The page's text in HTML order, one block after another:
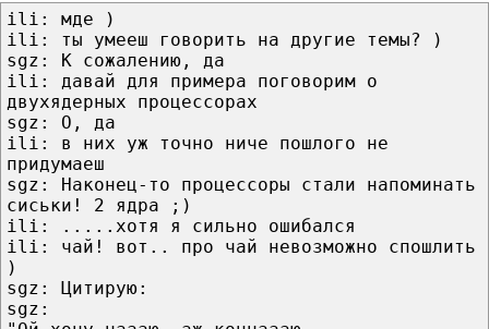
ili: мде )
ili: ты умееш говорить на другие темы? )
sgz: К сожалению, да
ili: давай для примера поговорим о
двухядерных процессорах
sgz: О, да
ili: в них уж точно ниче пошлого не
придумаеш
sgz: Наконец-то процессоры стали напоминать
сиськи! 2 ядра ;)
ili: .....хотя я сильно ошибался
ili: чай! вот.. про чай невозможно спошлить
)
sgz: Цитирую:
sgz: